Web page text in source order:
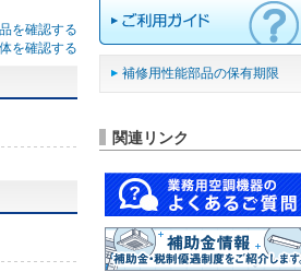
を確認する
を確認する
補修用性能部品の保有期限
関連リンク